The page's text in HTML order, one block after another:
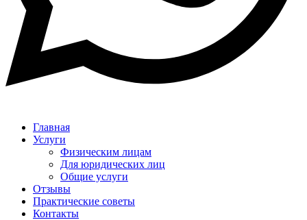
Главная
Услуги
Физическим лицам
Для юридических лиц
Общие услуги
Отзывы
Практические советы
Контакты